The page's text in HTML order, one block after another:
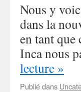
Nous y
dans la
en tant que
Inca nous
lecture »
Publié dans